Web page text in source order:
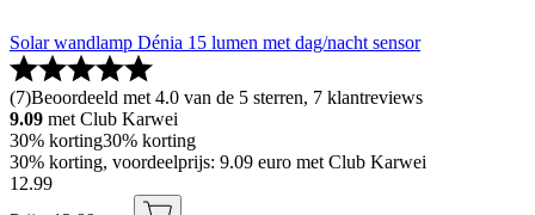
Solar wandlamp Dénia 15 lumen met dag/nacht sensor
(7)Beoordeeld met 4.0 van de 5 sterren, 7 klantreviews
9.09 met Club Karwei
30% korting30% korting
30% korting, voordeelprijs: 9.09 euro met Club Karwei
12.99